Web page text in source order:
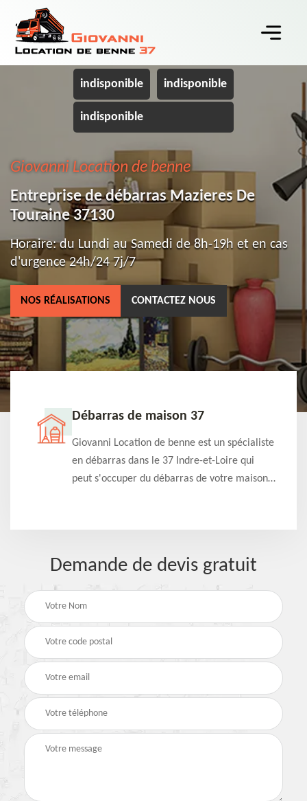
indisponible indisponible
indisponible
Giovanni Location de benne
Entreprise de débarras Mazieres De
Touraine 37130
Horaire: du Lundi au Samedi de 8h-19h et en cas
d'urgence 24h/24 7j/7
NOS RÉALISATIONS CONTACTEZ NOUS
Débarras de maison 37
Giovanni Location de benne est un spécialiste
en débarras dans le 37 Indre-et-Loire qui
peut s'occuper du débarras de votre maison
Demande de devis gratuit